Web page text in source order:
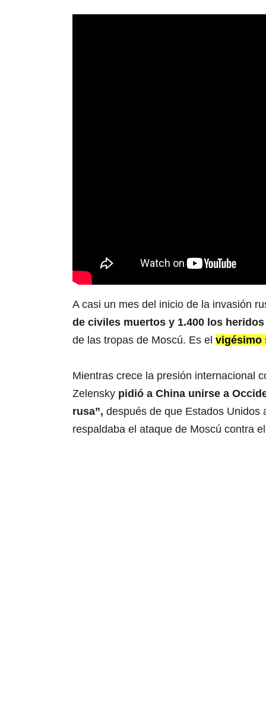
A casi un mes del inicio de la invasión
de civiles muertos y 1.400 los
de las tropas de Moscú. Es el vigésimo
Mientras crece la presión internacional
Zelensky pidió a China unirse a
rusa”, después de que Estados Unidos
respaldaba el ataque de Moscú contra